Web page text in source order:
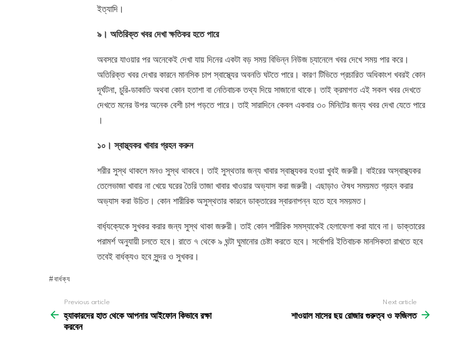
ইত্যাদি।
৯। অতিরিক্ত খবর দেখা ক্ষতিকর হতে পারে
অবসরে যাওয়ার পর অনেকেই দেখা যায় দিনের একটা বড় সময় বিভিন্ন নিউজ চ্যানেলে খবর দেখে সময় পার করে।
অতিরিক্ত খবর দেখার কারনে মানসিক চাপ স্বাস্থ্যের অবনতি ঘটতে পারে। কারণ টিভিতে প্রচারিত অধিকাংশ খবরই কোন
দূর্ঘটনা, চুরি-ডাকাতি অথবা কোন হতাশা বা নেতিবাচক তথ্য দিয়ে সাজানো থাকে। তাই ক্রমাগত এই সকল খবর দেখতে
দেখতে মনের উপর অনেক বেশী চাপ পড়তে পারে। তাই সারাদিনে কেবল একবার ৩০ মিনিটের জন্য খবর দেখা যেতে পারে
।
১০। স্বাস্থ্যকর খাবার গ্রহন করুন
শরীর সুস্থ থাকলে মনও সুস্থ থাকবে। তাই সুস্থতার জন্য খাবার স্বাস্থ্যকর হওয়া খুবই জরুরী। বাইরের অস্বাস্থ্যকর
তেলেভাজা খাবার না খেয়ে ঘরের তৈরি তাজা খাবার খাওয়ার অভ্যাস করা জরুরী। এছাড়াও ঔষধ সময়মত গ্রহন করার
অভ্যাস করা উচিত। কোন শারীরিক অসুস্থতার কারনে ডাক্তারের স্বারনাপন্ন হতে হবে সময়মত।
বার্ধ্যক্যেকে সুখকর করার জন্য সুস্থ থাকা জরুরী। তাই কোন শারীরিক সমস্যাকেই হেলাফেলা করা যাবে না। ডাক্তারের
পরামর্শ অনুযায়ী চলতে হবে। রাতে ৭ থেকে ৯ ঘন্টা ঘুমানোর চেষ্টা করতে হবে। সর্বোপরি ইতিবাচক মানসিকতা রাখতে হবে
তবেই বার্ধক্যও হবে সুন্দর ও সুখকর।
বার্ধক্য
more
Previous article
হ্যাকারদের হাত থেকে আপনার আইফোন কিভাবে রক্ষা
করবেন
Next article
শাওয়াল মাসের ছয় রোজার গুরুত্ব ও ফজিলত